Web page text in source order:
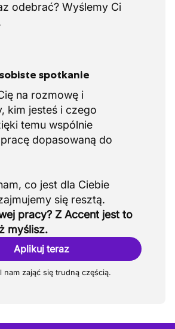
odebrać? Wyślemy Ci
spotkanie
na rozmowę i
kim jesteś i czego
temu wspólnie
dopasowaną do
co jest dla Ciebie
pracy? Z Accent jest to
myślisz.
Aplikuj teraz
nam zająć się trudną częścią.